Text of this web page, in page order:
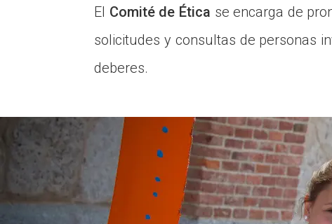
El Comité de Ética se encarga de
solicitudes y consultas de personas
deberes.